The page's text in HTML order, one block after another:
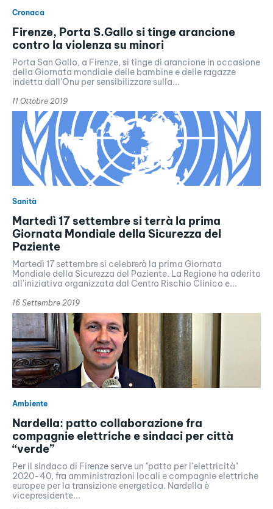
Cronaca
Firenze, Porta S.Gallo si tinge arancione
contro la violenza su minori
Porta San Gallo, a Firenze, si tinge di arancione in occasione
della Giornata mondiale delle bambine e delle ragazze
indetta dall'Onu per sensibilizzare sulla...
11 Ottobre 2019
Sanità
Martedì 17 settembre si terrà la prima
Giornata Mondiale della Sicurezza del
Paziente
Martedì 17 settembre si celebrerà la prima Giornata
Mondiale della Sicurezza del Paziente. La Regione ha aderito
all'iniziativa organizzata dal Centro Rischio Clinico e...
16 Settembre 2019
Ambiente
Nardella: patto collaborazione fra
compagnie elettriche e sindaci per città
“verde”
Per il sindaco di Firenze serve un "patto per l'elettricità"
2020-40, fra amministrazioni locali e compagnie elettriche
europee per la transizione energetica. Nardella è
vicepresidente...